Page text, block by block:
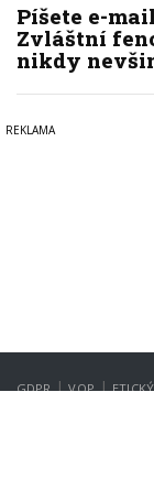
Píšete e-
Zvláštní
nikdy
GDPR | VOP |